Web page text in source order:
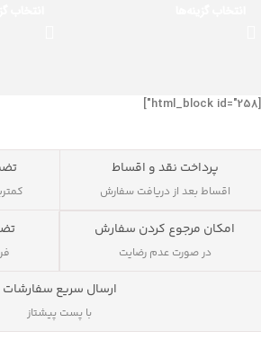
[html_block id="258"]
پرداخت نقد و اقساط
اقساط بعد از دریافت سفارش
امکان مرجوع کردن سفارش
در صورت عدم رضایت
ارسال سریع سفارشات
با پست پیشتاز